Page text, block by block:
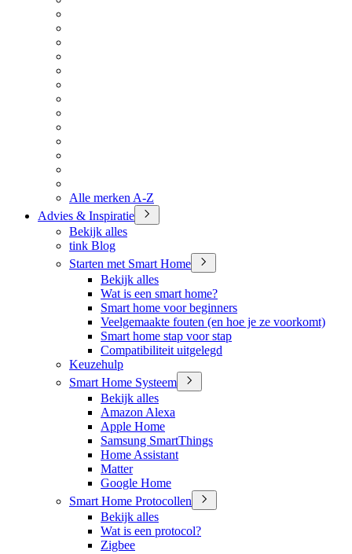
Alle merken A-Z
Advies & Inspiratie
Bekijk alles
tink Blog
Starten met Smart Home
Bekijk alles
Wat is een smart home?
Smart home voor beginners
Veelgemaakte fouten (en hoe je ze voorkomt)
Smart home stap voor stap
Compatibiliteit uitgelegd
Keuzehulp
Smart Home Systeem
Bekijk alles
Amazon Alexa
Apple Home
Samsung SmartThings
Home Assistant
Matter
Google Home
Smart Home Protocollen
Bekijk alles
Wat is een protocol?
Zigbee